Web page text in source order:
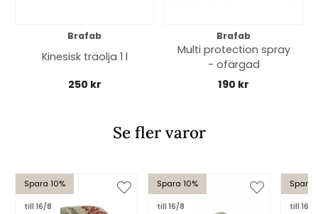
Brafab
Kinesisk träolja 1 l
250 kr
Brafab
Multi protection spray
- ofärgad
190 kr
Se fler varor
Spara 10%
till 16/8
Spara 10%
till 16/8
Spara
till 16/8